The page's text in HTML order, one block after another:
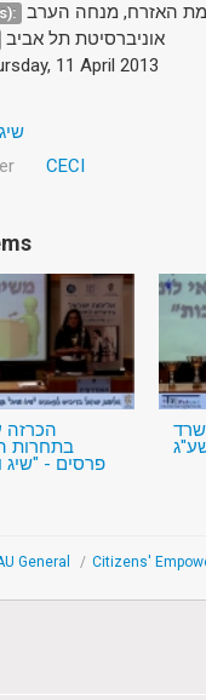
האזרח, מנחה הערב
אוניברסיטת תל אביב
11 April 2013
CECI
הכרזה
בתחרות
פרסים - "שיג
General /